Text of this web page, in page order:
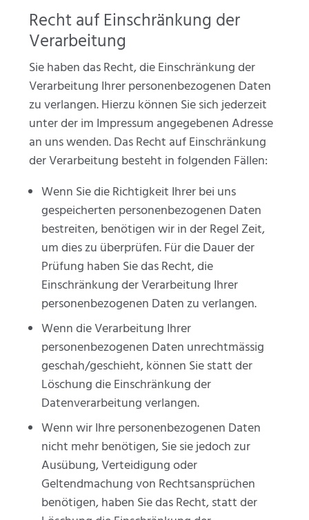
Recht auf Einschränkung der
Verarbeitung
Sie haben das Recht, die Einschränkung der
Verarbeitung Ihrer personenbezogenen Daten
zu verlangen. Hierzu können Sie sich jederzeit
unter der im Impressum angegebenen Adresse
an uns wenden. Das Recht auf Einschränkung
der Verarbeitung besteht in folgenden Fällen:
Wenn Sie die Richtigkeit Ihrer bei uns
gespeicherten personenbezogenen Daten
bestreiten, benötigen wir in der Regel Zeit,
um dies zu überprüfen. Für die Dauer der
Prüfung haben Sie das Recht, die
Einschränkung der Verarbeitung Ihrer
personenbezogenen Daten zu verlangen.
Wenn die Verarbeitung Ihrer
personenbezogenen Daten unrechtmässig
geschah/geschieht, können Sie statt der
Löschung die Einschränkung der
Datenverarbeitung verlangen.
Wenn wir Ihre personenbezogenen Daten
nicht mehr benötigen, Sie sie jedoch zur
Ausübung, Verteidigung oder
Geltendmachung von Rechtsansprüchen
benötigen, haben Sie das Recht, statt der